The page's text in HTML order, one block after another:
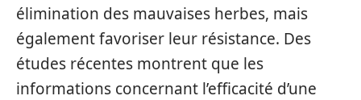
élimination des mauvaises herbes, mais
également favoriser leur résistance. Des
études récentes montrent que les
informations concernant l’efficacité d’une